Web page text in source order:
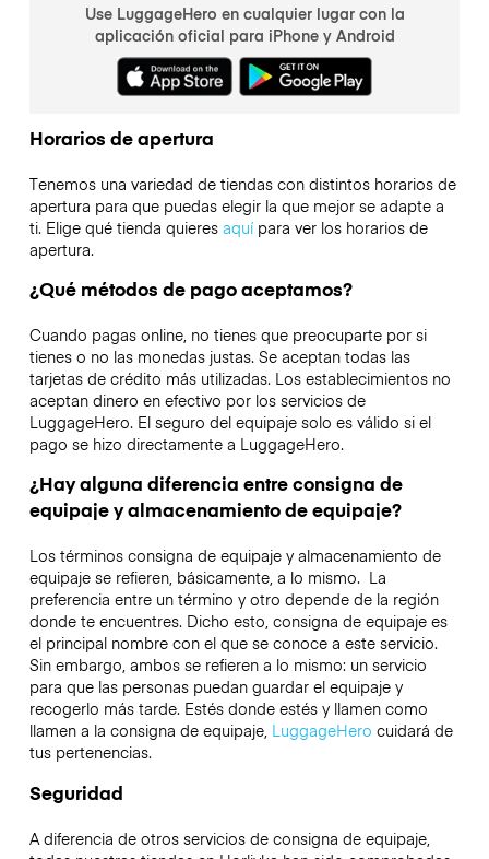
Use LuggageHero en cualquier lugar con la
aplicación oficial para iPhone y Android
Horarios de apertura
Tenemos una variedad de tiendas con distintos horarios de
apertura para que puedas elegir la que mejor se adapte a
ti. Elige qué tienda quieres aquípara ver los horarios de
apertura.
¿Qué métodos de pago aceptamos?
Cuando pagas online, no tienes que preocuparte por si
tienes o no las monedas justas. Se aceptan todas las
tarjetas de crédito más utilizadas. Los establecimientos no
aceptan dinero en efectivo por los servicios de
LuggageHero. El seguro del equipaje solo es válido si el
pago se hizo directamente a LuggageHero.
¿Hay alguna diferencia entre consigna de
equipaje y almacenamiento de equipaje?
Los términos consigna de equipaje y almacenamiento de
equipaje se refieren, básicamente, a lo mismo. La
preferencia entre un término y otro depende de la región
donde te encuentres. Dicho esto, consigna de equipaje es
el principal nombre con el que se conoce a este servicio.
Sin embargo, ambos se refieren a lo mismo: un servicio
para que las personas puedan guardar el equipaje y
recogerlo más tarde. Estés donde estés y llamen como
llamen a la consigna de equipaje,LuggageHero cuidará de
tus pertenencias.
Seguridad
A diferencia de otros servicios de consigna de equipaje,